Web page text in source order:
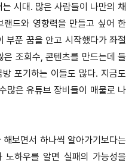
시대. 많은 사람들이 나만의 채
드와 영향력을 만들고 싶어 한
부푼 꿈을 안고 시작했다가 좌절
조회수, 콘텐츠를 만드는데 들
포기하는 이들도 많다. 지금도
많은 유튜브 장비들이 매물로 나
보면서 하나씩 알아가기보다는
노하우를 알면 실패의 가능성을